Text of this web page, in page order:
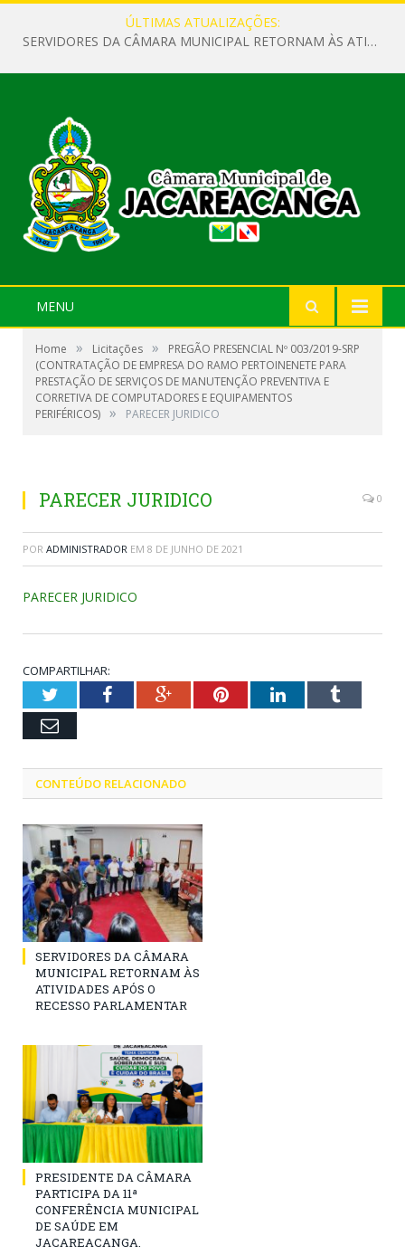
ÚLTIMAS ATUALIZAÇÕES:
SERVIDORES DA CÂMARA MUNICIPAL RETORNAM ÀS ATIVIDADES APÓS O RECESSO PARLAMENTAR
MENU
Home » Licitações »
PREGÃO PRESENCIAL Nº 003/2019-SRP
(CONTRATAÇÃO DE EMPRESA DO RAMO PERTOINENETE PARA
PRESTAÇÃO DE SERVIÇOS DE MANUTENÇÃO PREVENTIVA E
CORRETIVA DE COMPUTADORES E EQUIPAMENTOS
PERIFÉRICOS) » PARECER JURIDICO
PARECER JURIDICO 0
POR ADMINISTRADOR EM 8 DE JUNHO DE 2021
PARECER JURIDICO
COMPARTILHAR:
TwitterFacebookGoogle+PinterestLinkedInTumblr
Email
CONTEÚDO RELACIONADO
SERVIDORES DA CÂMARA
MUNICIPAL RETORNAM ÀS
ATIVIDADES APÓS O
RECESSO PARLAMENTAR
PRESIDENTE DA CÂMARA
PARTICIPA DA 11ª
CONFERÊNCIA MUNICIPAL
DE SAÚDE EM
JACAREACANGA.